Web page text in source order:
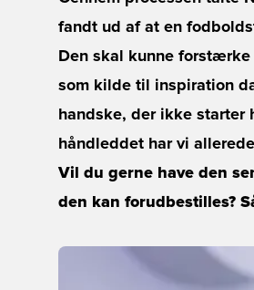
fandt ud af at en
Den skal kunne
som kilde til inspiration
handske, der ikke starter
håndleddet har vi
Vil du gerne have den
den kan forudbestilles?